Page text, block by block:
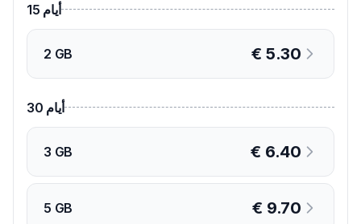
15 أيام
2 GB € 5.30
30 أيام
3 GB € 6.40
5 GB € 9.70